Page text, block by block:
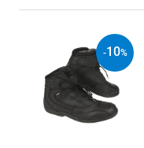
-10%